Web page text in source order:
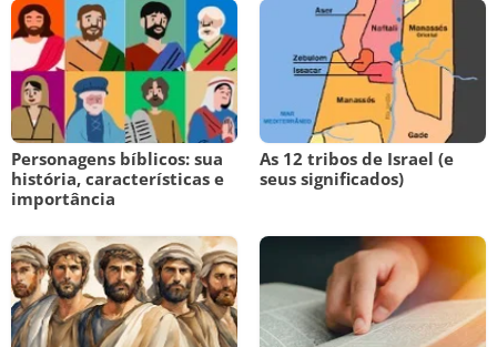
Personagens bíblicos: sua
história, características e
importância
As 12 tribos de Israel (e
seus significados)